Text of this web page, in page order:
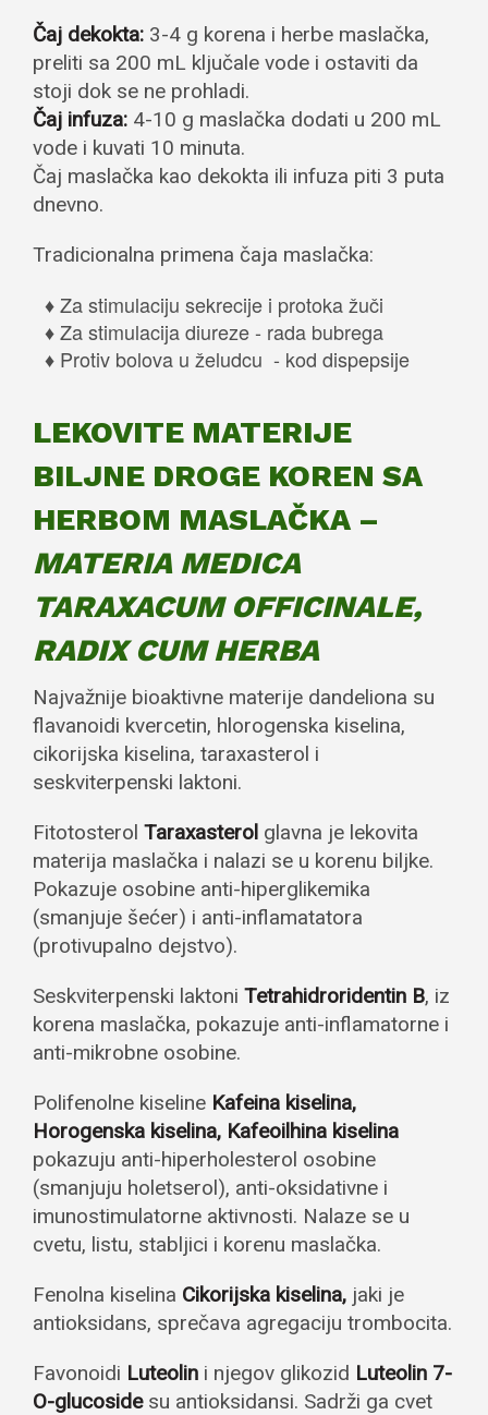
Čaj dekokta: 3-4 g korena i herbe maslačka,
preliti sa 200 mL ključale vode i ostaviti da
stoji dok se ne prohladi.
Čaj infuza: 4-10 g maslačka dodati u 200 mL
vode i kuvati 10 minuta.
Čaj maslačka kao dekokta ili infuza piti 3 puta
dnevno.
Tradicionalna primena čaja maslačka:
Za stimulaciju sekrecije i protoka žuči
Za stimulacija diureze - rada bubrega
Protiv bolova u želudcu - kod dispepsije
LEKOVITE MATERIJE
BILJNE DROGE KOREN SA
HERBOM MASLAČKA –
MATERIA MEDICA
TARAXACUM OFFICINALE,
RADIX CUM HERBA
Najvažnije bioaktivne materije dandeliona su
flavanoidi kvercetin, hlorogenska kiselina,
cikorijska kiselina, taraxasterol i
seskviterpenski laktoni.
Fitotosterol Taraxasterol glavna je lekovita
materija maslačka i nalazi se u korenu biljke.
Pokazuje osobine anti-hiperglikemika
(smanjuje šećer) i anti-inflamatatora
(protivupalno dejstvo).
Seskviterpenski laktoni Tetrahidroridentin B, iz
korena maslačka, pokazuje anti-inflamatorne i
anti-mikrobne osobine.
Polifenolne kiseline Kafeina kiselina,
Horogenska kiselina, Kafeoilhina kiselina
pokazuju anti-hiperholesterol osobine
(smanjuju holetserol), anti-oksidativne i
imunostimulatorne aktivnosti. Nalaze se u
cvetu, listu, stabljici i korenu maslačka.
Fenolna kiselina Cikorijska kiselina, jaki je
antioksidans, sprečava agregaciju trombocita.
Favonoidi Luteolin i njegov glikozid Luteolin 7-
O-glucosidesu antioksidansi. Sadrži ga cvet